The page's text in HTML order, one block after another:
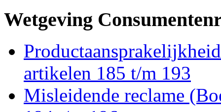
Wetgeving
artikelen 185 t/m 193
Misleidende reclame